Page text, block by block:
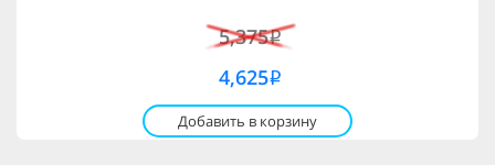
5,375i
4,625i
Добавить в корзину